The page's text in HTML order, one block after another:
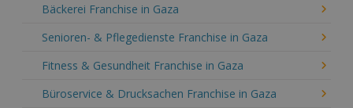
Bäckerei Franchise in Gaza
Senioren- & Pflegedienste Franchise in Gaza
Fitness & Gesundheit Franchise in Gaza
Büroservice & Drucksachen Franchise in Gaza